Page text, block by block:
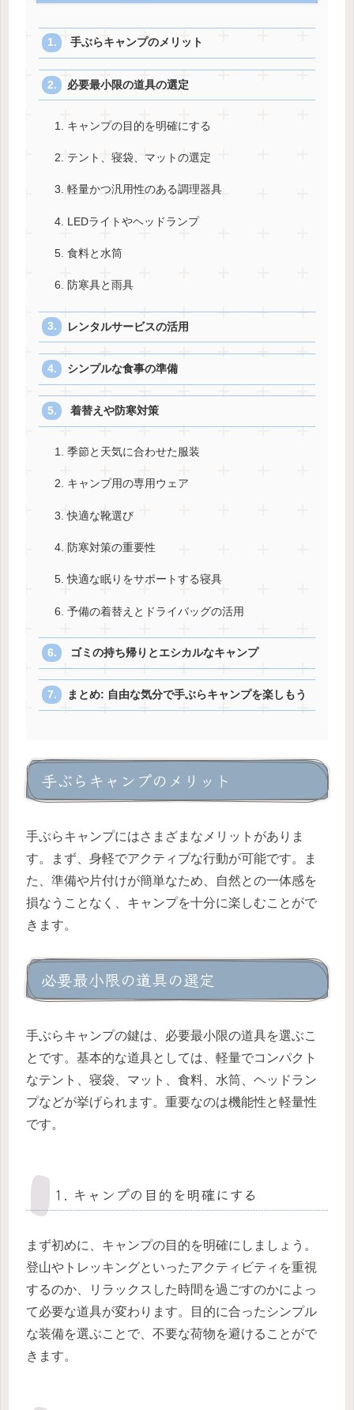
手ぶらキャンプのメリット
必要最小限の道具の選定
1. キャンプの目的を明確にする
2. テント、寝袋、マットの選定
3. 軽量かつ汎用性のある調理器具
4. LEDライトやヘッドランプ
5. 食料と水筒
6. 防寒具と雨具
レンタルサービスの活用
シンプルな食事の準備
着替えや防寒対策
1. 季節と天気に合わせた服装
2. キャンプ用の専用ウェア
3. 快適な靴選び
4. 防寒対策の重要性
5. 快適な眠りをサポートする寝具
6. 予備の着替えとドライバッグの活用
ゴミの持ち帰りとエシカルなキャンプ
まとめ: 自由な気分で手ぶらキャンプを楽しもう
手ぶらキャンプのメリット
手ぶらキャンプにはさまざまなメリットがありま
す。まず、身軽でアクティブな行動が可能です。ま
た、準備や片付けが簡単なため、自然との一体感を
損なうことなく、キャンプを十分に楽しむことがで
きます。
必要最小限の道具の選定
手ぶらキャンプの鍵は、必要最小限の道具を選ぶこ
とです。基本的な道具としては、軽量でコンパクト
なテント、寝袋、マット、食料、水筒、ヘッドラン
プなどが挙げられます。重要なのは機能性と軽量性
です。
1. キャンプの目的を明確にする
まず初めに、キャンプの目的を明確にしましょう。
登山やトレッキングといったアクティビティを重視
するのか、リラックスした時間を過ごすのかによっ
て必要な道具が変わります。目的に合ったシンプル
な装備を選ぶことで、不要な荷物を避けることがで
きます。